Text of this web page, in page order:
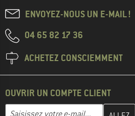
ENVOYEZ-NOUS UN E-MAIL !
04 65 82 17 36
ACHETEZ CONSCIEMMENT
OUVRIR UN COMPTE CLIENT
Adresse e-mail
Entrez votre adresse e-mail ici et